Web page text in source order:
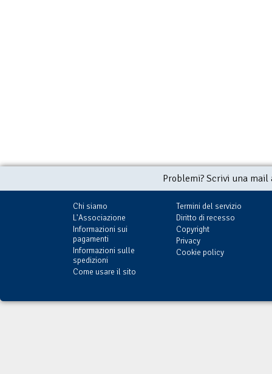
Problemi? Scrivi una
Chi siamo
L'Associazione
Informazioni sui
pagamenti
Informazioni sulle
spedizioni
Come usare il sito
Termini del servizio
Diritto di recesso
Copyright
Privacy
Cookie policy